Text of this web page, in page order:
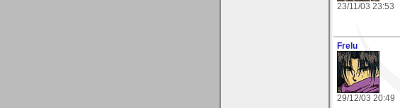
23/11/03 23:53
Frelu
29/12/03 20:49